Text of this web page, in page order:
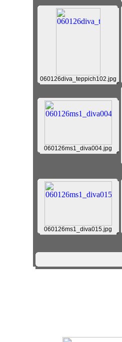
060126diva_teppich102.jpg
060126ms1_diva004.jpg
060126ms1_diva015.jpg